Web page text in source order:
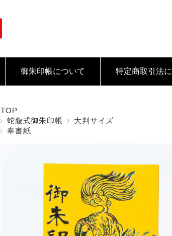
御朱印帳について 特定商取引法
TOP
蛇腹式御朱印帳
大判サイズ
奉書紙